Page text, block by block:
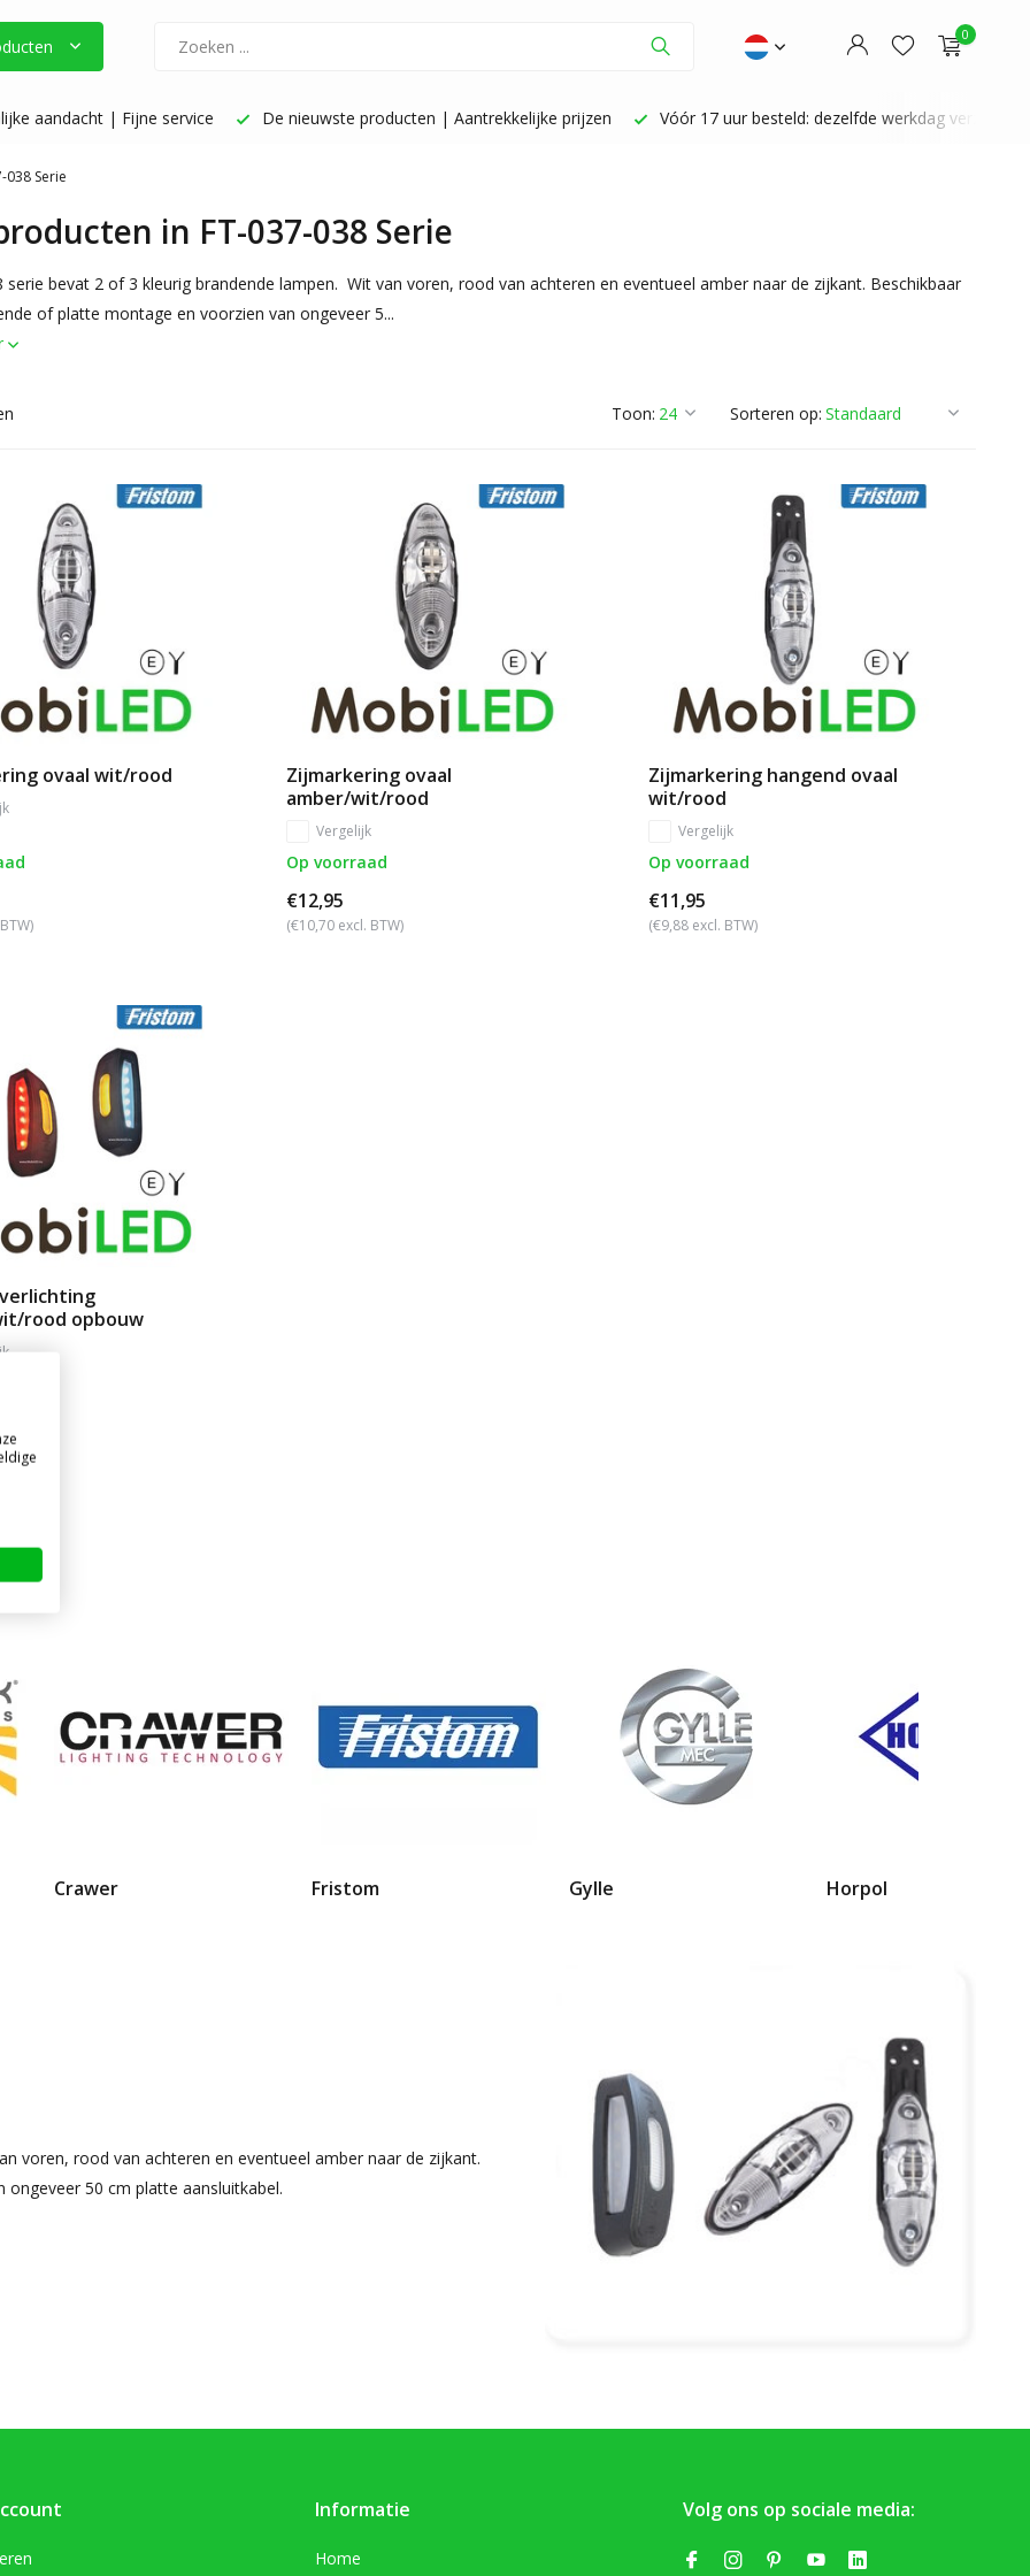
0
aandacht | Fijne service De nieuwste producten | Aantrekkelijke prijzen Vóór 17 uur besteld: dezelfde werkdag verzonden
038 Serie
in FT-037-038 Serie
serie bevat 2 of 3 kleurig brandende lampen. Wit van voren, rood van achteren en eventueel amber naar de zijkant. Beschikbaar
of platte montage en voorzien van ongeveer 5...
Toon: Sorteren op:
ovaal wit/rood
Zijmarkering ovaal
amber/wit/rood
Vergelijk
Op voorraad
€12,95
(€10,70 excl. BTW)
Zijmarkering hangend ovaal
wit/rood
Vergelijk
Op voorraad
€11,95
(€9,88 excl. BTW)
rood opbouw
Crawer Fristom Gylle Horpol
voren, rood van achteren en eventueel amber naar de zijkant.
50 cm platte aansluitkabel.
Informatie
Home
Volg ons op sociale media: